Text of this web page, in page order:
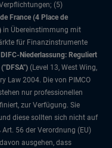
(5)
France (4 Place de
in Übereinstimmung mit
für Finanzinstrumente
Niederlassung: Reguliert
(Level 13, West Wing,
Law 2004. Die von PIMCO
nur professionellen
zur Verfügung. Sie
diese sollten sich nicht auf
56 der Verordnung (EU)
ausgehen, dass